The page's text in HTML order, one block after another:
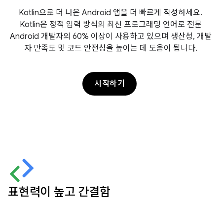
Kotlin으로 더 나은 Android 앱을 더 빠르게 작성하세요.
Kotlin은 정적 입력 방식의 최신 프로그래밍 언어로 전문
Android 개발자의 60% 이상이 사용하고 있으며 생산성, 개발
자 만족도 및 코드 안전성을 높이는 데 도움이 됩니다.
시작하기
표현력이 높고 간결함